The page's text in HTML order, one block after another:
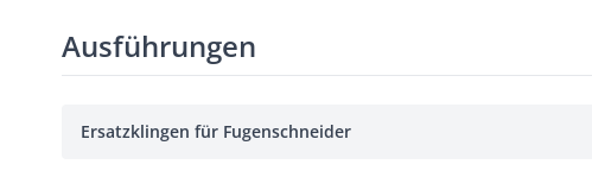
Ausführungen
Ersatzklingen für Fugenschneider